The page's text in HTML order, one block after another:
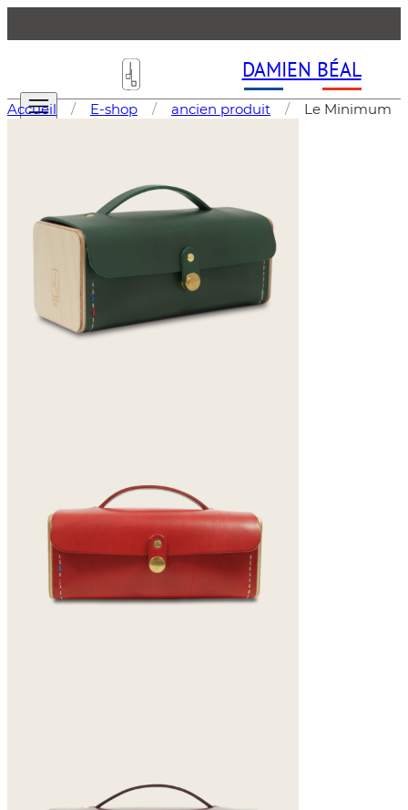
DAMIEN BÉAL
Les Sacs (Maroquinerie )
Accessoires & Petite Maroquinerie
Mobilier
Objets d'Art
Tableaux d'art Forme libre
LA GAZETTE
Accueil / E-shop / ancien produit / Le Minimum